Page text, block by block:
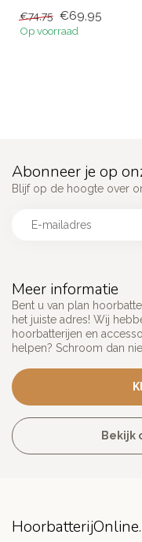
€74,75 €69,95
Op voorraad
Meer informatie
Bent u van plan
het juiste adres! Wij
hoorbatterijen en
helpen? Schroom dan
Bekijk
Abonneer je op
Blijf op de hoogte over